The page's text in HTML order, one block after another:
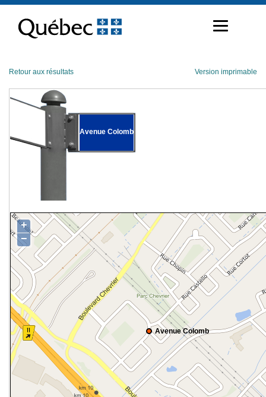
contenu
Retour aux résultats Version imprimable
Avenue Colomb
Avenue Colomb
+
−